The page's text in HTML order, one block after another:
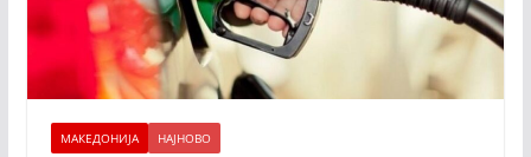
МАКЕДОНИЈА НАЈНОВО